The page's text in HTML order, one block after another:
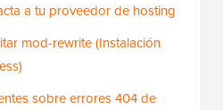
a tu proveedor de hosting
mod-rewrite (Instalación
sobre errores 404 de